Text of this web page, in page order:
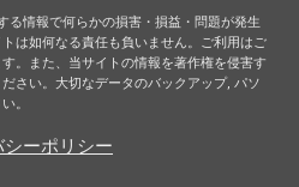
る情報で何らかの損害・損益・問題が発生
は如何なる責任も負いません。ご利用はご
。また、当サイトの情報を著作権を侵害す
さい。大切なデータのバックアップ, パソ
。
シーポリシー